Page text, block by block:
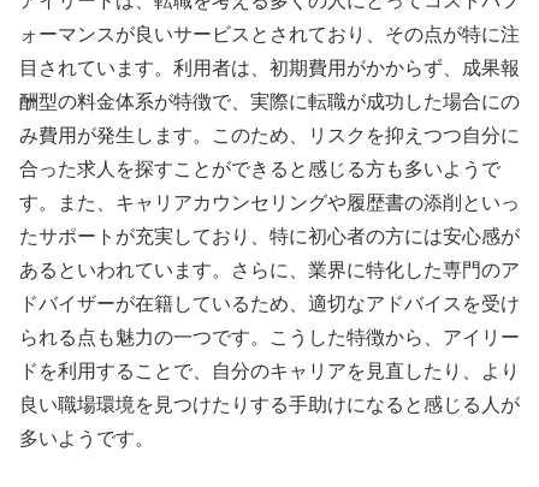
ォーマンスが良いサービスとされており、その点が特に注
目されています。利用者は、初期費用がかからず、成果報
酬型の料金体系が特徴で、実際に転職が成功した場合にの
み費用が発生します。このため、リスクを抑えつつ自分に
合った求人を探すことができると感じる方も多いようで
す。また、キャリアカウンセリングや履歴書の添削といっ
たサポートが充実しており、特に初心者の方には安心感が
あるといわれています。さらに、業界に特化した専門のア
ドバイザーが在籍しているため、適切なアドバイスを受け
られる点も魅力の一つです。こうした特徴から、アイリー
ドを利用することで、自分のキャリアを見直したり、より
良い職場環境を見つけたりする手助けになると感じる人が
多いようです。